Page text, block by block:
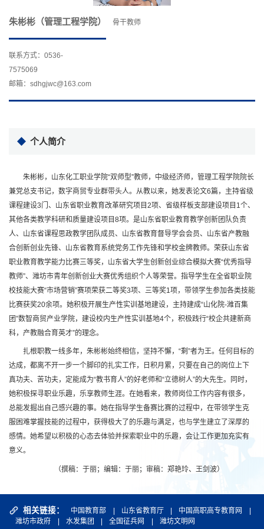
朱彬彬（管理工程学院） 骨干教师
联系方式：0536-
7575069
邮箱：sdhgjwc@163.com
个人简介
朱彬彬，山东化工职业学院“双师型”教师，中级经济师，管理工程学院院长
兼党总支书记，数字商贸专业群带头人。从教以来，她发表论文6篇，主持省级
课程建设3门、山东省职业教育改革研究项目2项、省级样板支部建设项目1个、
其他各类教学科研和质量建设项目8项。是山东省职业教育教学创新团队负责
人、山东省课程思政教学团队成员、山东省教育督导学会会员、山东省产教融
合创新创业先锋、山东省教育系统党务工作先锋和学校金牌教师。荣获山东省
职业教育教学能力比赛三等奖，山东省大学生创新创业综合模拟大赛“优秀指导
教师”、潍坊市青年创新创业大赛优秀组织个人等荣誉。指导学生在全省职业院
校技能大赛“市场营销”赛项荣获二等奖3项、三等奖1项，带领学生参加各类技能
比赛获奖20余项。她积极开展生产性实训基地建设，主持建成“山化院-潍百集
团”数智商贸产业学院，建设校内生产性实训基地4个，积极践行“校企共建新商
科，产教融合育英才”的理念。
扎根职教一线多年，朱彬彬始终相信，坚持不懈，“剩”者为王。任何目标的
达成，都离不开一步一个脚印的扎实工作，日积月累，只要在自己的岗位上下
真功夫、苦功夫，定能成为“教书育人”的好老师和“立德树人”的大先生。同时，
她积极探寻职业乐趣，乐享教师生涯。在她看来，教师岗位工作内容有很多，
总能发掘出自己感兴趣的事。她在指导学生备赛比赛的过程中，在带领学生克
服困难掌握技能的过程中，获得极大了的乐趣与满足，也与学生建立了深厚的
感情。她希望以积极的心态去体验并探索职业中的乐趣，会让工作更加充实有
意义。
（撰稿：于丽；编辑：于丽；审稿：郑艳玲、王剑波）
相关链接： 中国教育部 | 山东省教育厅 | 中国高职高专教育网
|
潍坊市政府
| 水发集团 | 全国征兵网 | 潍坊文明网